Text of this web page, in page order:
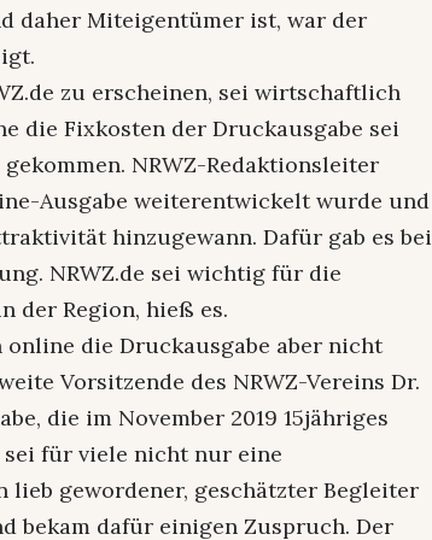
daher Miteigentümer ist, war der
zu erscheinen, sei wirtschaftlich
die Fixkosten der Druckausgabe sei
NRWZ-Redaktionsleiter
Ausgabe weiterentwickelt wurde und
hinzugewann. Dafür gab es bei
NRWZ.de sei wichtig für die
der Region, hieß es.
online die Druckausgabe aber nicht
Vorsitzende des NRWZ-Vereins Dr.
die im November 2019 15jähriges
sei für viele nicht nur eine
gewordener, geschätzter Begleiter
bekam dafür einigen Zuspruch. Der